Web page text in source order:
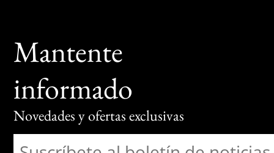
Mantente
informado
Novedades y ofertas exclusivas